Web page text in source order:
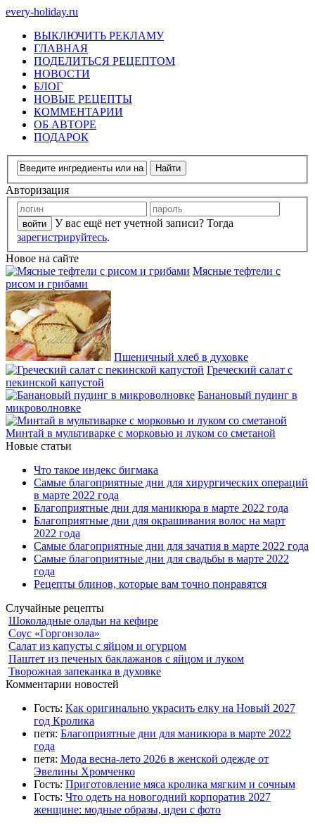
every-holiday.ru
ВЫКЛЮЧИТЬ РЕКЛАМУ
ГЛАВНАЯ
ПОДЕЛИТЬСЯ РЕЦЕПТОМ
НОВОСТИ
БЛОГ
НОВЫЕ РЕЦЕПТЫ
КОММЕНТАРИИ
ОБ АВТОРЕ
ПОДАРОК
Авторизация
У вас ещё нет учетной записи? Тогда
зарегистрируйтесь.
Новое на сайте
Мясные тефтели с
рисом и грибами
Пшеничный хлеб в духовке
Греческий салат с
пекинской капустой
Банановый пудинг в
микроволновке
Минтай в мультиварке с морковью и луком со сметаной
Новые статьи
Что такое индекс бигмака
Самые благоприятные дни для хирургических операций
в марте 2022 года
Благоприятные дни для маникюра в марте 2022 года
Благоприятные дни для окрашивания волос на март
2022 года
Самые благоприятные дни для зачатия в марте 2022 года
Самые благоприятные дни для свадьбы в марте 2022
года
Рецепты блинов, которые вам точно понравятся
Случайные рецепты
Шоколадные оладьи на кефире
Соус «Горгонзола»
Салат из капусты с яйцом и огурцом
Паштет из печеных баклажанов с яйцом и луком
Творожная запеканка в духовке
Комментарии новостей
Гость: Как оригинально украсить елку на Новый 2027
год Кролика
петя: Благоприятные дни для маникюра в марте 2022
года
петя: Мода весна-лето 2026 в женской одежде от
Эвелины Хромченко
Гость: Приготовление мяса кролика мягким и сочным
Гость: Что одеть на новогодний корпоратив 2027
женщине: модные образы, идеи с фото